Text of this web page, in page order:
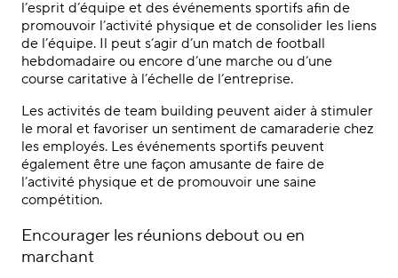
l’esprit d’équipe et des événements sportifs afin de
promouvoir l’activité physique et de consolider les liens
de l’équipe. Il peut s’agir d’un match de football
hebdomadaire ou encore d’une marche ou d’une
course caritative à l’échelle de l’entreprise.
Les activités de team building peuvent aider à stimuler
le moral et favoriser un sentiment de camaraderie chez
les employés. Les événements sportifs peuvent
également être une façon amusante de faire de
l’activité physique et de promouvoir une saine
compétition.
Encourager les réunions debout ou en
marchant